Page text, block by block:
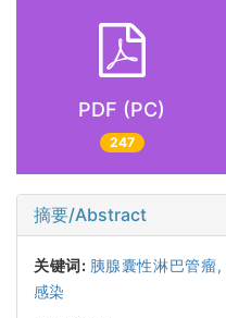
PDF (PC)
247
摘要/Abstract
关键词: 胰腺囊性淋巴管瘤,
感染